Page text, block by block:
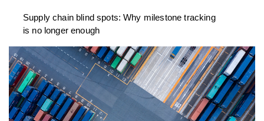
Supply chain blind spots: Why milestone tracking
is no longer enough